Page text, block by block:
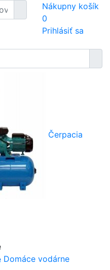
Nákupny košík
0
Prihlásiť sa
Čerpacia
Domáce vodárne